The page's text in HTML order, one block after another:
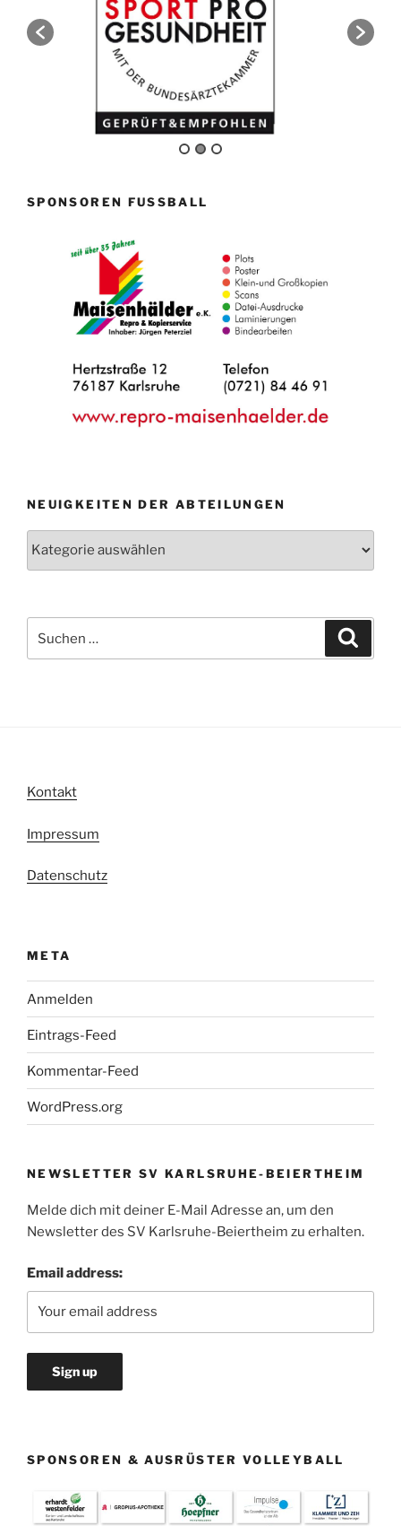
SPONSOREN FUSSBALL
NEUIGKEITEN DER ABTEILUNGEN
nach:
Kontakt
Impressum
Datenschutz
META
Anmelden
Eintrags-Feed
Kommentar-Feed
WordPress.org
NEWSLETTER SV KARLSRUHE-BEIERTHEIM
Melde dich mit deiner E-Mail Adresse an, um den
Newsletter des SV Karlsruhe-Beiertheim zu erhalten.
Email address:
SPONSOREN & AUSRÜSTER VOLLEYBALL